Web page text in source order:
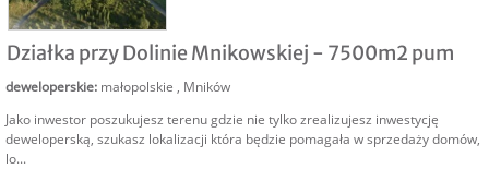
Działka przy Dolinie Mnikowskiej - 7500m2 pum
deweloperskie: małopolskie , Mników
Jako inwestor poszukujesz terenu gdzie nie tylko zrealizujesz inwestycję
deweloperską, szukasz lokalizacji która będzie pomagała w sprzedaży domów,
lo...